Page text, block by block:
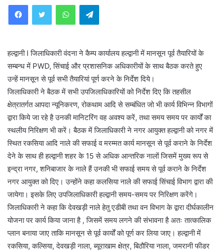
WhatsAppTelegram
हल्द्वानी l जिलाधिकारी वंदना ने कैम्प कार्यालय हल्द्वानी में मानसून पूर्व तैयारियों के
सम्बन्ध में PWD, सिंचाई और प्रशासनिक अधिकारीयों के साथ बैठक करते हुए
उन्हें मानसून से पूर्व सभी तैयारियां पूर्ण करने के निर्देश दिये।
जिलाधिकारी ने बैठक में सभी उपजिलाधिकारियों को निर्देश दिए कि तहसील
क्षेत्रातर्गत आपदा न्यूनिकरण, रोकथाम आदि से सम्बंधित जो भी कार्य विभिन्न विभागों
द्वारा किये जा रहे है उनकी मानिटरिंग वह अवश्य करें, तथा समय समय पर कार्यों का
स्थलीय निरिक्षण भी करें। बैठक में जिलाधिकारी ने नगर आयुक्त हल्द्वानी को नगर में
स्थित रकसिया आदि नाले की सफाई व मरम्मत कार्य मानसून से पूर्व कराने के निर्देश
देने के साथ ही हल्द्वानी शहर के 15 से अधिक आन्तरिक नालों जिसमें मुख्य रूप से
इन्द्रा नगर, शनिबाजार के नाले हैं उनकी भी सफाई समय से पूर्व कराने के निर्देश
नगर आयुक्त को दिए। उन्होंने कहा कलसिया नाले की सफाई सिंचाई विभाग द्वारा की
जायेगा। इसके लिए उपजिलाधिकारी हल्द्वानी समय-समय पर निरिक्षण करेंगे।
जिलाधिकारी ने कहा कि देवखड़ी नाले हेतु एडीबी तथा वन विभाग के द्वारा दीर्घकालीन
योजना पर कार्य किया जाना है , जिसमें समय लगने की संभावना है अतः तात्कालिक
प्लान बनाया जाए ताकि मानसून से पूर्व कार्यों को पूर्ण कर लिया जाए। हल्द्वानी में
रकसिया, कल्सिया, देवखड़ी नाला, ब्यूराखाम क्षेत्र, बिठौरिया नाला, जमरानी फीडर